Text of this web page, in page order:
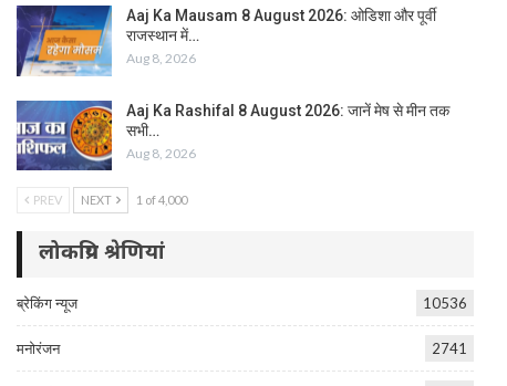
Aaj Ka Mausam 8 August 2026: ओडिशा और पूर्वी
राजस्थान में…
Aug 8, 2026
Aaj Ka Rashifal 8 August 2026: जानें मेष से मीन तक
सभी…
Aug 8, 2026
PREV NEXT 1 of 4,000
लोकप्रिय श्रेणियां
ब्रेकिंग न्यूज 10536
मनोरंजन 2741